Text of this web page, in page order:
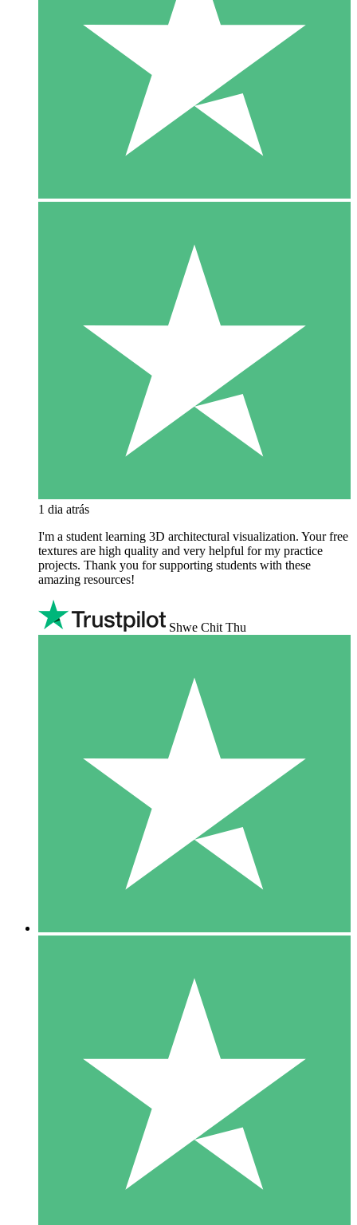
1 dia atrás
I'm a student learning 3D architectural visualization. Your free
textures are high quality and very helpful for my practice
projects. Thank you for supporting students with these
amazing resources!
Shwe Chit Thu